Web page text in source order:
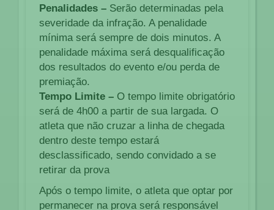
Penalidades – Serão determinadas pela
severidade da infração. A penalidade
mínima será sempre de dois minutos. A
penalidade máxima será desqualificação
dos resultados do evento e/ou perda de
premiação.
Tempo Limite – O tempo limite obrigatório
será de 4h00 a partir de sua largada. O
atleta que não cruzar a linha de chegada
dentro deste tempo estará
desclassificado, sendo convidado a se
retirar da prova
Após o tempo limite, o atleta que optar por
permanecer na prova será responsável